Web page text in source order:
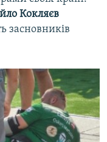
Кокляєв
засновників